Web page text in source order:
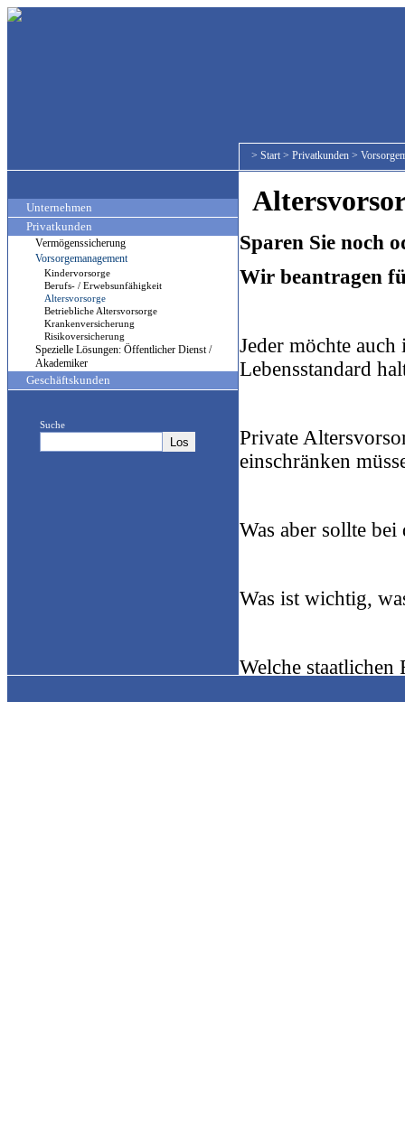
> Start > Privatkunden >
Unternehmen
Privatkunden
Vermögenssicherung
Vorsorgemanagement
Kindervorsorge
Berufs- / Erwebsunfähigkeit
Altersvorsorge
Betriebliche Altersvorsorge
Krankenversicherung
Risikoversicherung
Spezielle Lösungen: Öffentlicher Dienst /
Akademiker
Geschäftskunden
Suche
Sparen Sie noch
Wir beantragen
Jeder möchte
Lebensstandard
Private
einschränken
Was aber sollte
Was ist wichtig,
Welche